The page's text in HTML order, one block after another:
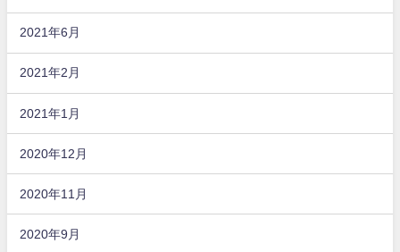
2021年6月
2021年2月
2021年1月
2020年12月
2020年11月
2020年9月